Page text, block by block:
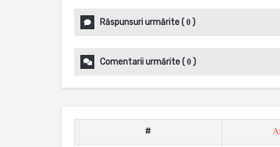
Răspunsuri urmărite( 0 )
Comentarii urmărite( 0 )
#